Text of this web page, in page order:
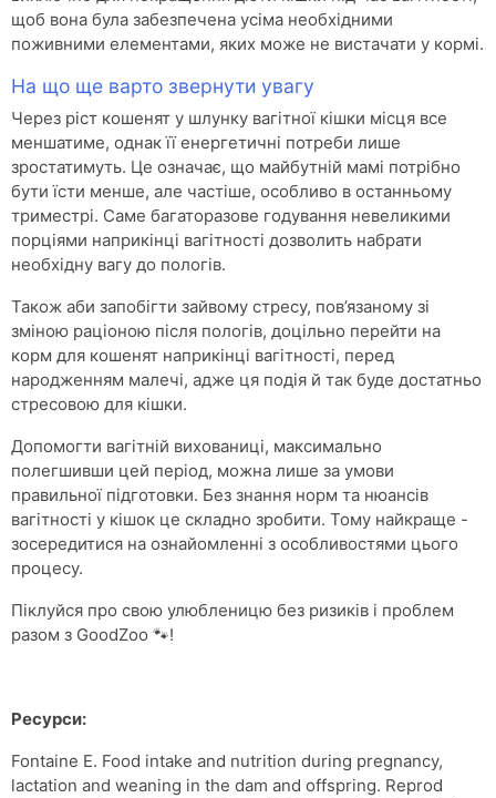
щоб вона була забезпечена усіма необхідними
поживними елементами, яких може не вистачати у кормі.
На що ще варто звернути увагу
Через ріст кошенят у шлунку вагітної кішки місця все
меншатиме, однак її енергетичні потреби лише
зростатимуть. Це означає, що майбутній мамі потрібно
бути їсти менше, але частіше, особливо в останньому
триместрі. Саме багаторазове годування невеликими
порціями наприкінці вагітності дозволить набрати
необхідну вагу до пологів.
Також аби запобігти зайвому стресу, пов’язаному зі
зміною раціоною після пологів, доцільно перейти на
корм для кошенят наприкінці вагітності, перед
народженням малечі, адже ця подія й так буде достатньо
стресовою для кішки.
Допомогти вагітній вихованиці, максимально
полегшивши цей період, можна лише за умови
правильної підготовки. Без знання норм та нюансів
вагітності у кішок це складно зробити. Тому найкраще -
зосередитися на ознайомленні з особливостями цього
процесу.
Піклуйся про свою улюбленицю без ризиків і проблем
разом з GoоdZoo 🐾!
Ресурси:
Fontaine E. Food intake and nutrition during pregnancy,
lactation and weaning in the dam and offspring. Reprod